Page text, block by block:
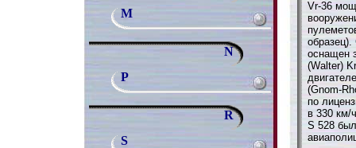
M
N
P
R
S
Vr-36
оснащен
(Walter)
(Gnom-
по
в 330 км/
S 528